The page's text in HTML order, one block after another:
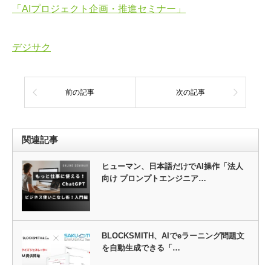
「AIプロジェクト企画・推進セミナー」
デジサク
前の記事 次の記事
関連記事
ヒューマン、日本語だけでAI操作「法人
向け プロンプトエンジニア…
BLOCKSMITH、AIでeラーニング問題文
を自動生成できる「…